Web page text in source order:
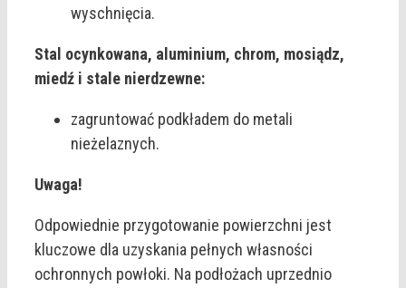
wyschnięcia.
Stal ocynkowana, aluminium, chrom, mosiądz,
miedź i stale nierdzewne:
zagruntować podkładem do metali
nieżelaznych.
Uwaga!
Odpowiednie przygotowanie powierzchni jest
kluczowe dla uzyskania pełnych własności
ochronnych powłoki. Na podłożach uprzednio